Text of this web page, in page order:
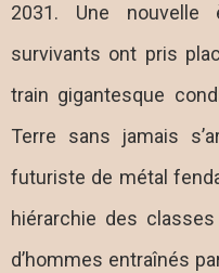
2031. Une nouvelle
survivants ont pris
train gigantesque
Terre sans jamais
futuriste de métal
hiérarchie des
d’hommes entraînés